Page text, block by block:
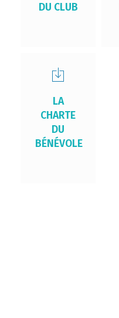
DU CLUB
LA
CHARTE
DU
BÉNÉVOLE